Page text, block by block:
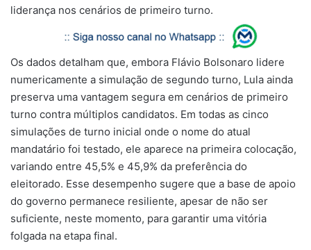
liderança nos cenários de primeiro turno.
Os dados detalham que, embora Flávio Bolsonaro lidere
numericamente a simulação de segundo turno, Lula ainda
preserva uma vantagem segura em cenários de primeiro
turno contra múltiplos candidatos. Em todas as cinco
simulações de turno inicial onde o nome do atual
mandatário foi testado, ele aparece na primeira colocação,
variando entre 45,5% e 45,9% da preferência do
eleitorado. Esse desempenho sugere que a base de apoio
do governo permanece resiliente, apesar de não ser
suficiente, neste momento, para garantir uma vitória
folgada na etapa final.